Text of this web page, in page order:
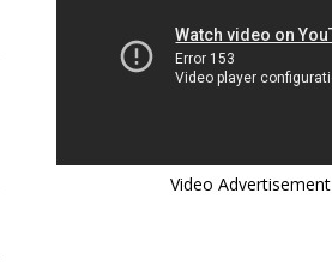
Video Advertisement